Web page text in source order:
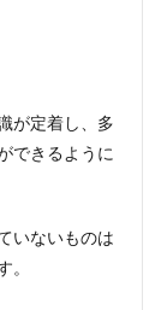
が定着し、多
できるように
いないものは
。